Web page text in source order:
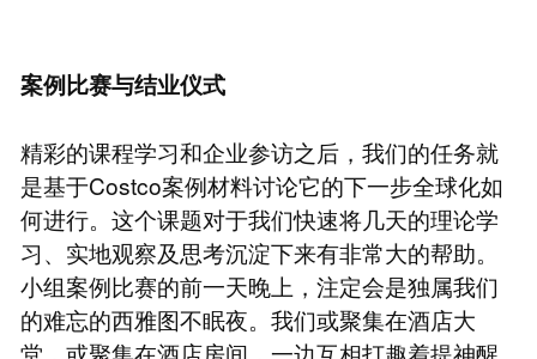
案例比赛与结业仪式
精彩的课程学习和企业参访之后，我们的任务就
是基于Costco案例材料讨论它的下一步全球化如
何进行。这个课题对于我们快速将几天的理论学
习、实地观察及思考沉淀下来有非常大的帮助。
小组案例比赛的前一天晚上，注定会是独属我们
的难忘的西雅图不眠夜。我们或聚集在酒店大
堂，或聚集在酒店房间，一边互相打趣着提神醒